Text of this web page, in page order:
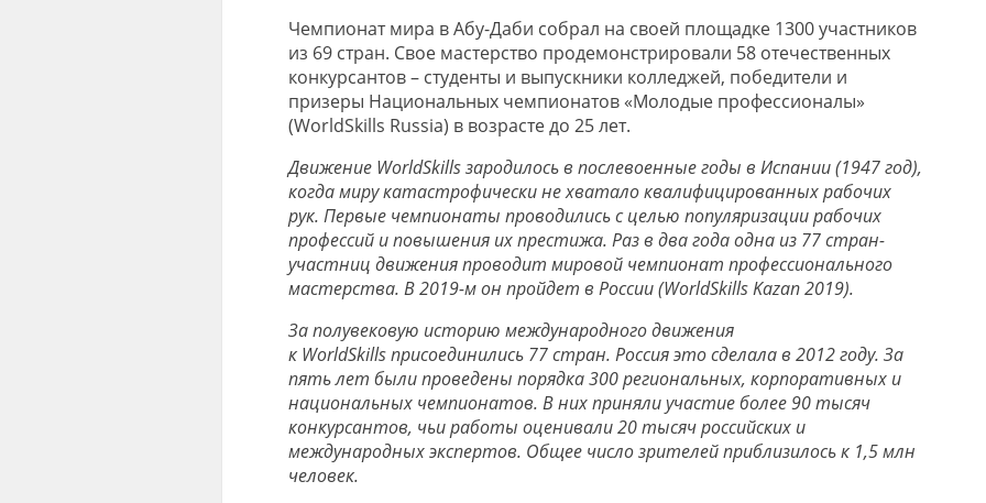
Чемпионат мира в Абу-Даби собрал на своей площадке 1300 участников
из 69 стран. Свое мастерство продемонстрировали 58 отечественных
конкурсантов – студенты и выпускники колледжей, победители и
призеры Национальных чемпионатов «Молодые профессионалы»
(WorldSkills Russia) в возрасте до 25 лет.
Движение WorldSkills зародилось в послевоенные годы в Испании (1947 год),
когда миру катастрофически не хватало квалифицированных рабочих
рук. Первые чемпионаты проводились с целью популяризации рабочих
профессий и повышения их престижа. Раз в два года одна из 77 стран-
участниц движения проводит мировой чемпионат профессионального
мастерства. В 2019-м он пройдет в России (WorldSkills Kazan 2019).
За полувековую историю международного движения
к WorldSkills присоединились 77 стран. Россия это сделала в 2012 году. За
пять лет были проведены порядка 300 региональных, корпоративных и
национальных чемпионатов. В них приняли участие более 90 тысяч
конкурсантов, чьи работы оценивали 20 тысяч российских и
международных экспертов. Общее число зрителей приблизилось к 1,5 млн
человек.